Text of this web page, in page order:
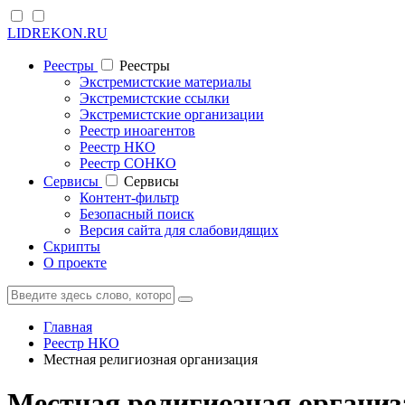
LIDREKON.RU
Реестры
Реестры
Экстремистские материалы
Экстремистские ссылки
Экстремистские организации
Реестр иноагентов
Реестр НКО
Реестр СОНКО
Cервисы
Cервисы
Контент-фильтр
Безопасный поиск
Версия сайта для слабовидящих
Скрипты
О проекте
Главная
Реестр НКО
Местная религиозная организация